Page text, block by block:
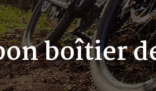
boîtier